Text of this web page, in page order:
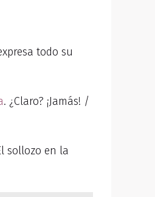
todo su
. ¿Claro? ¡Jamás! /
sollozo en la